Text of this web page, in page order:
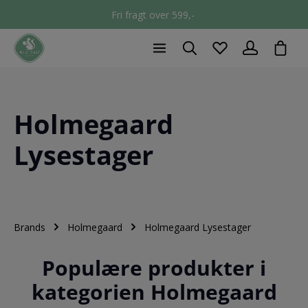
Fri fragt over 599,-
Holmegaard
Lysestager
Brands Holmegaard Holmegaard Lysestager
Populære produkter i
kategorien Holmegaard